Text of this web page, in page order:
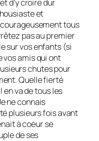
d’y croire dur
et
tous
pas au premier
sur vos enfants (si
vos amis qui ont
chutes pour
Quelle fierté
en va de tous les
ne connais
plusieurs fois avant
à coeur se
de ses